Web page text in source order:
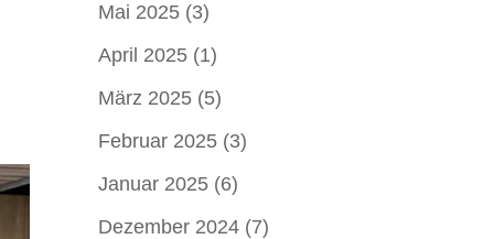
Mai 2025(3)
April 2025(1)
März 2025(5)
Februar 2025(3)
Januar 2025(6)
Dezember 2024(7)